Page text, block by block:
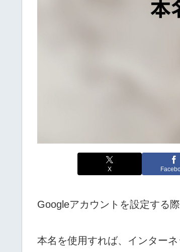
X
Googleアカウントを設定する
本名を使用すれば、インター